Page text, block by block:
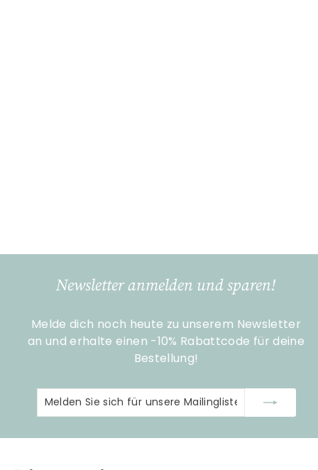
9
Newsletter anmelden und sparen!
Melde dich noch heute zu unserem Newsletter
an und erhalte einen -10% Rabattcode für deine
Bestellung!
Melden
Sie
für
Abonnieren